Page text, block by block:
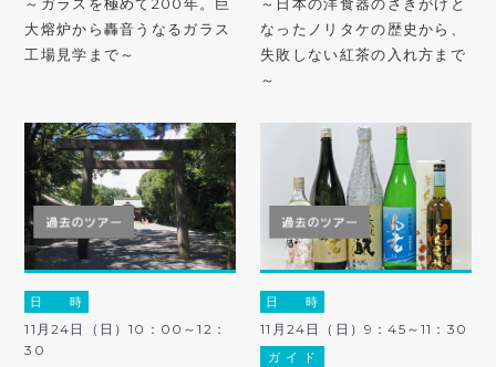
大熔炉から轟音うなるガラス
工場見学まで～
なったノリタケの歴史から、
失敗しない紅茶の入れ方まで
～
日 時
11月24日（日）10：00～12：
30
日 時
11月24日（日）9：45～11：30
ガ イ ド